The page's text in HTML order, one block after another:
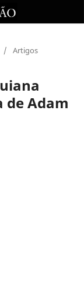
/ Artigos
de Adam